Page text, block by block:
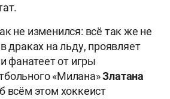
не изменился: всё так же не
драках на льду, проявляет
фанатеет от игры
«Милана»Златана
всём этом хоккеист